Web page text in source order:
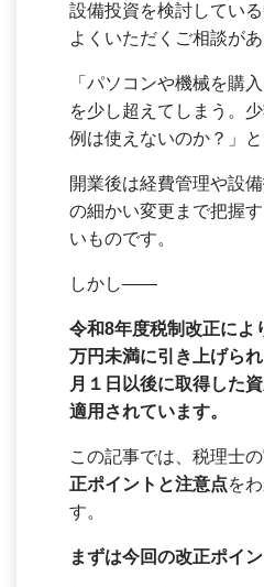
設備投資を検討してい
よくいただくご相談があ
「パソコンや機械を購
を少し超えてしまう。
例は使えないのか？」と
開業後は経費管理や設
の細かい変更まで把握
いものです。
しかし――
令和8年度税制改正によ
万円未満に引き上げら
月１日以後に取得した
適用されています。
この記事では、税理士
正ポイントと注意点を
す。
まずは今回の改正ポイ